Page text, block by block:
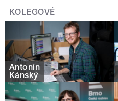
KOLEGOVÉ
Antonín
Kánský